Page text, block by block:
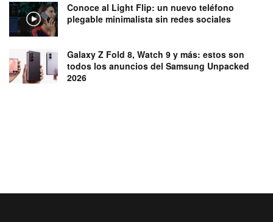
Conoce al Light Flip: un nuevo teléfono
plegable minimalista sin redes sociales
Galaxy Z Fold 8, Watch 9 y más: estos son
todos los anuncios del Samsung Unpacked
2026